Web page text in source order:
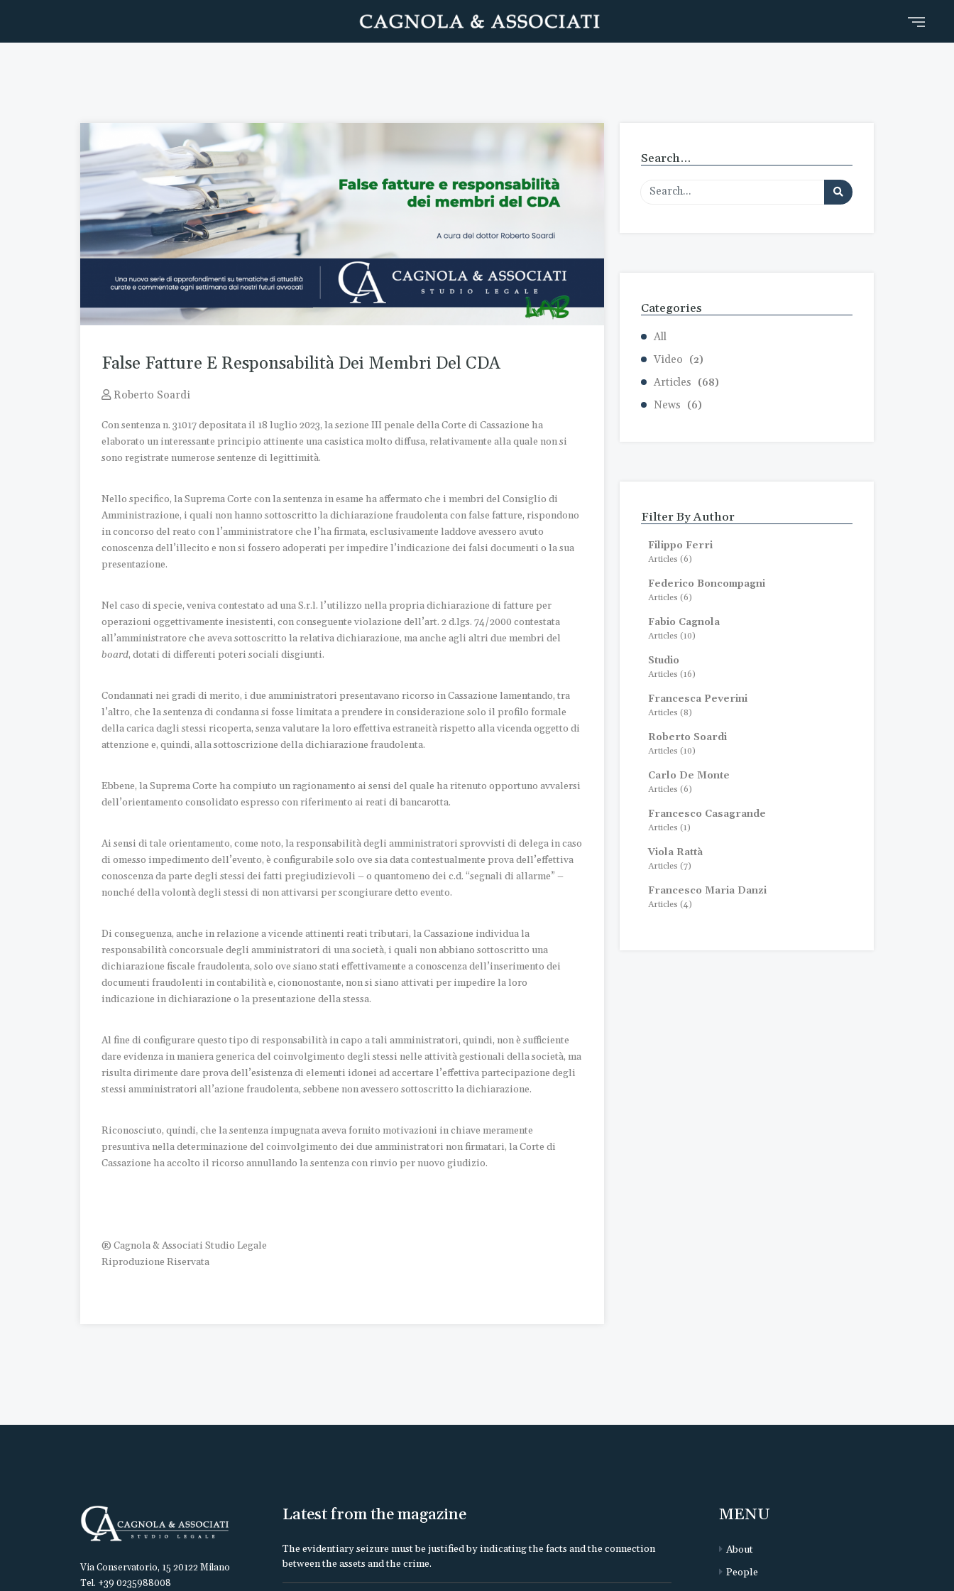
False Fatture E Responsabilità Dei Membri Del CDA
Roberto Soardi
Con sentenza n. 31017 depositata il 18 luglio 2023, la sezione III penale della Corte di Cassazione ha
elaborato un interessante principio attinente una casistica molto diffusa, relativamente alla quale non si
sono registrate numerose sentenze di legittimità.
Nello specifico, la Suprema Corte con la sentenza in esame ha affermato che i membri del Consiglio di
Amministrazione, i quali non hanno sottoscritto la dichiarazione fraudolenta con false fatture, rispondono
in concorso del reato con l’amministratore che l’ha firmata, esclusivamente laddove avessero avuto
conoscenza dell’illecito e non si fossero adoperati per impedire l’indicazione dei falsi documenti o la sua
presentazione.
Nel caso di specie, veniva contestato ad una S.r.l. l’utilizzo nella propria dichiarazione di fatture per
operazioni oggettivamente inesistenti, con conseguente violazione dell’art. 2 d.lgs. 74/2000 contestata
all’amministratore che aveva sottoscritto la relativa dichiarazione, ma anche agli altri due membri del
board, dotati di differenti poteri sociali disgiunti.
Condannati nei gradi di merito, i due amministratori presentavano ricorso in Cassazione lamentando, tra
l’altro, che la sentenza di condanna si fosse limitata a prendere in considerazione solo il profilo formale
della carica dagli stessi ricoperta, senza valutare la loro effettiva estraneità rispetto alla vicenda oggetto di
attenzione e, quindi, alla sottoscrizione della dichiarazione fraudolenta.
Ebbene, la Suprema Corte ha compiuto un ragionamento ai sensi del quale ha ritenuto opportuno avvalersi
dell’orientamento consolidato espresso con riferimento ai reati di bancarotta.
Ai sensi di tale orientamento, come noto, la responsabilità degli amministratori sprovvisti di delega in caso
di omesso impedimento dell’evento, è configurabile solo ove sia data contestualmente prova dell’effettiva
conoscenza da parte degli stessi dei fatti pregiudizievoli – o quantomeno dei c.d. “segnali di allarme” –
nonché della volontà degli stessi di non attivarsi per scongiurare detto evento.
Di conseguenza, anche in relazione a vicende attinenti reati tributari, la Cassazione individua la
responsabilità concorsuale degli amministratori di una società, i quali non abbiano sottoscritto una
dichiarazione fiscale fraudolenta, solo ove siano stati effettivamente a conoscenza dell’inserimento dei
documenti fraudolenti in contabilità e, ciononostante, non si siano attivati per impedire la loro
indicazione in dichiarazione o la presentazione della stessa.
Al fine di configurare questo tipo di responsabilità in capo a tali amministratori, quindi, non è sufficiente
dare evidenza in maniera generica del coinvolgimento degli stessi nelle attività gestionali della società, ma
risulta dirimente dare prova dell’esistenza di elementi idonei ad accertare l’effettiva partecipazione degli
stessi amministratori all’azione fraudolenta, sebbene non avessero sottoscritto la dichiarazione.
Riconosciuto, quindi, che la sentenza impugnata aveva fornito motivazioni in chiave meramente
presuntiva nella determinazione del coinvolgimento dei due amministratori non firmatari, la Corte di
Cassazione ha accolto il ricorso annullando la sentenza con rinvio per nuovo giudizio.
® Cagnola & Associati Studio Legale
Riproduzione Riservata
Search…
Categories
All
Video
(2)
Articles (68)
News (6)
Filter By Author
Filippo Ferri
Articles (6)
Federico Boncompagni
Articles (6)
Fabio Cagnola
Articles (10)
Studio
Articles (16)
Francesca Peverini
Articles (8)
Roberto Soardi
Articles (10)
Carlo De Monte
Articles (6)
Francesco Casagrande
Articles (1)
Viola Rattà
Articles (7)
Francesco Maria Danzi
Articles (4)
Via Conservatorio, 15 20122 Milano
Tel. +39 0235988008
Latest from the magazine
The evidentiary seizure must be justified by indicating the facts and the connection
between the assets and the crime.
MENU
About
People